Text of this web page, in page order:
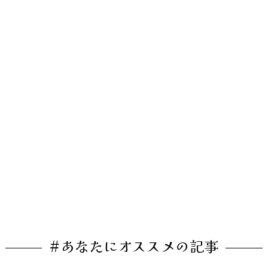
#あなたにオススメの記事